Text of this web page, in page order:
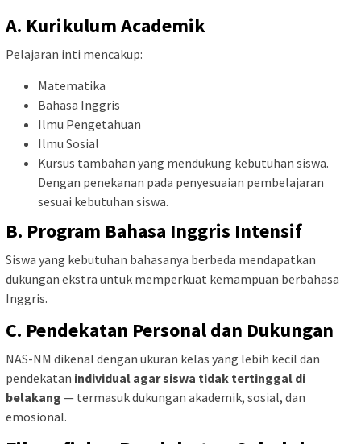
A. Kurikulum Academik
Pelajaran inti mencakup:
Matematika
Bahasa Inggris
Ilmu Pengetahuan
Ilmu Sosial
Kursus tambahan yang mendukung kebutuhan siswa.
Dengan penekanan pada penyesuaian pembelajaran
sesuai kebutuhan siswa.
B. Program Bahasa Inggris Intensif
Siswa yang kebutuhan bahasanya berbeda mendapatkan
dukungan ekstra untuk memperkuat kemampuan berbahasa
Inggris.
C. Pendekatan Personal dan Dukungan
NAS-NM dikenal dengan ukuran kelas yang lebih kecil dan
pendekatan individual agar siswa tidak tertinggal di
belakang — termasuk dukungan akademik, sosial, dan
emosional.